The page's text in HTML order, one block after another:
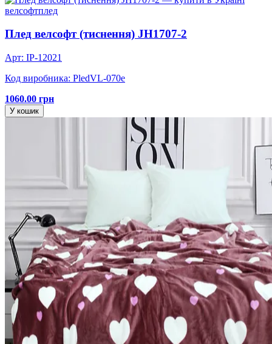
велсофтплед
Плед велсофт (тиснення) JH1707-2
Арт: IP-12021
Код виробника: PledVL-070e
1060.00 грн
У кошик